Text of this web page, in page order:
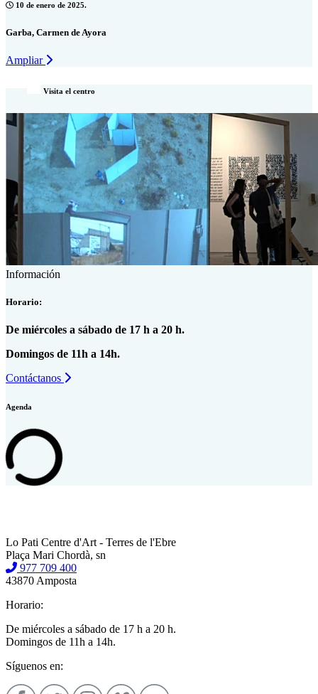
10 de enero de 2025.
Garba, Carmen de Ayora
Ampliar
Visita el centro
Información
Horario:
De miércoles a sábado de 17 h a 20 h.
Domingos de 11h a 14h.
Contáctanos
Agenda
Lo Pati Centre d'Art - Terres de l'Ebre
Plaça Mari Chordà, sn
977 709 400
43870 Amposta
Horario:
De miércoles a sábado de 17 h a 20 h.
Domingos de 11h a 14h.
Síguenos en: